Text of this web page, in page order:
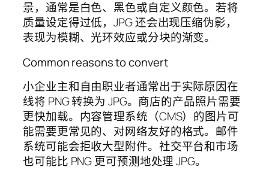
景，通常是白色、黑色或自定义颜色。若将
质量设定得过低，JPG 还会出现压缩伪影，
表现为模糊、光环效应或分块的渐变。
Common reasons to convert
小企业主和自由职业者通常出于实际原因在
线将 PNG 转换为 JPG。商店的产品照片需要
更快加载。内容管理系统（CMS）的图片可
能需要更常见的、对网络友好的格式。邮件
系统可能会拒收大型附件。社交平台和市场
也可能比 PNG 更可预测地处理 JPG。